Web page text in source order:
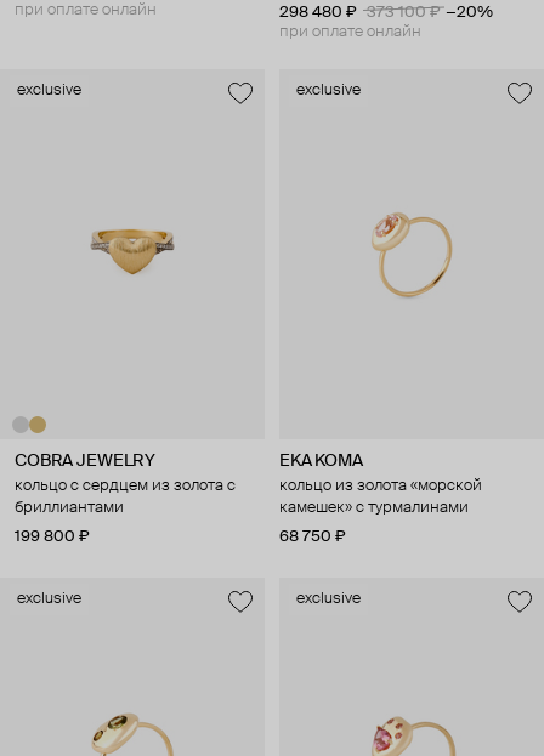
при оплате онлайн
298 480 ₽
373 100 ₽ −20%
при оплате онлайн
exclusive
COBRA JEWELRY
кольцо с сердцем из золота с
бриллиантами
199 800 ₽
exclusive
EKA KOMA
кольцо из золота «морской
камешек» с турмалинами
68 750 ₽
exclusive exclusive